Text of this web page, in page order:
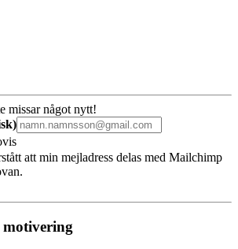
missar något nytt!
att min mejladress delas med Mailchimp